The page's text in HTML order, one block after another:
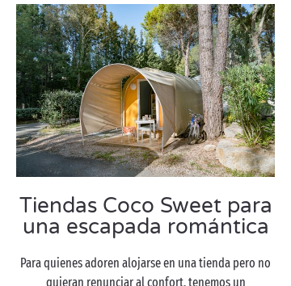
Tiendas Coco Sweet para
una escapada romántica
Para quienes adoren alojarse en una tienda pero no
quieran renunciar al confort, tenemos un